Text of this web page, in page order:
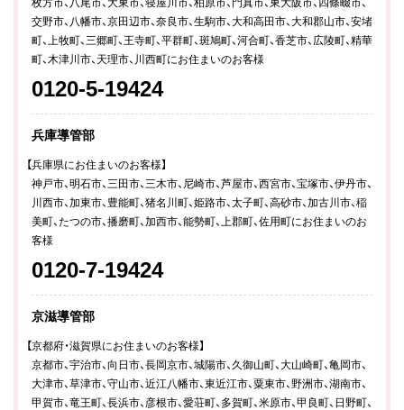
交野市、八幡市、京田辺市、奈良市、生駒市、大和高田市、大和郡山市、安堵
町、上牧町、三郷町、王寺町、平群町、斑鳩町、河合町、香芝市、広陵町、精華
町、木津川市、天理市、川西町にお住まいのお客様
0120-5-19424
兵庫導管部
【兵庫県にお住まいのお客様】
神戸市、明石市、三田市、三木市、尼崎市、芦屋市、西宮市、宝塚市、伊丹市、
川西市、加東市、豊能町、猪名川町、姫路市、太子町、高砂市、加古川市、稲
美町、たつの市、播磨町、加西市、能勢町、上郡町、佐用町にお住まいのお
客様
0120-7-19424
京滋導管部
【京都府・滋賀県にお住まいのお客様】
京都市、宇治市、向日市、長岡京市、城陽市、久御山町、大山崎町、亀岡市、
大津市、草津市、守山市、近江八幡市、東近江市、粟東市、野洲市、湖南市、
甲賀市、竜王町、長浜市、彦根市、愛荘町、多賀町、米原市、甲良町、日野町、